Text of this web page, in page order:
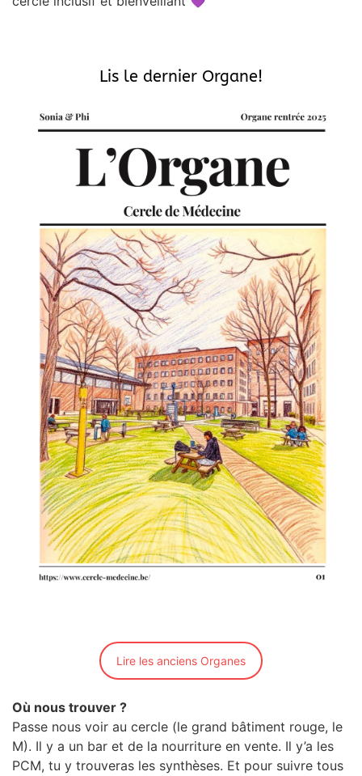
Lis le dernier Organe!
Lire les anciens Organes
Où nous trouver ?
Passe nous voir au cercle (le grand bâtiment rouge, le
M). Il y a un bar et de la nourriture en vente. Il y’a les
PCM, tu y trouveras les synthèses. Et pour suivre tous